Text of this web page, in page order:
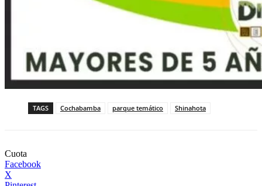
TAGS Cochabamba parque temático Shinahota
Cuota
Facebook
X